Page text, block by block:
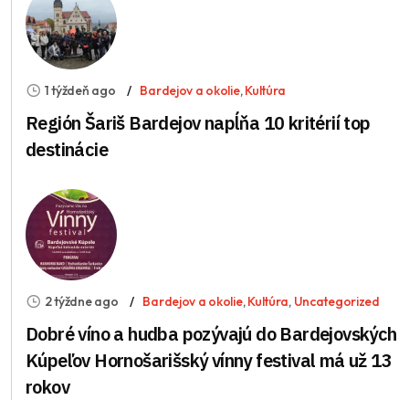
1 týždeň ago Bardejov a okolie,Kultúra
Región Šariš Bardejov napĺňa 10 kritérií top
destinácie
2 týždne ago Bardejov a okolie,Kultúra, Uncategorized
Dobré víno a hudba pozývajú do Bardejovských
Kúpeľov Hornošarišský vínny festival má už 13
rokov